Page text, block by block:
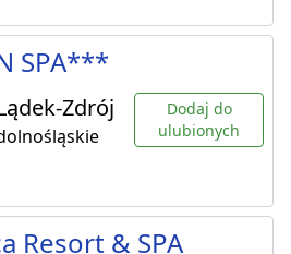
SPA***
Zdrój
Dodaj do
ulubionych
Resort & SPA